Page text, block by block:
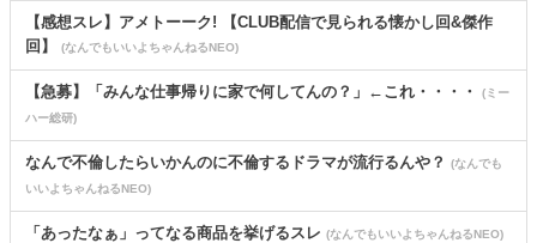
【感想スレ】アメトーーク! 【CLUB配信で見られる懐かし回&傑作
回】
(なんでもいいよちゃんねるNEO)
【急募】「みんな仕事帰りに家で何してんの？」←これ・・・・
(ミー
ハー総研)
なんで不倫したらいかんのに不倫するドラマが流行るんや？
(なんでも
いいよちゃんねるNEO)
「あったなぁ」ってなる商品を挙げるスレ (なんでもいいよちゃんねるNEO)